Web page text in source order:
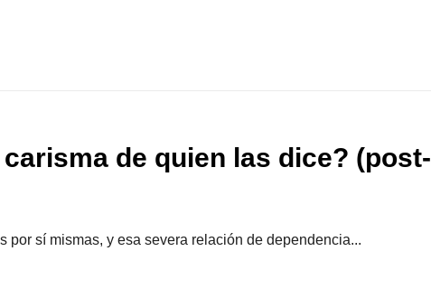
de quien las dice? (post-
sí mismas, y esa severa relación de dependencia...